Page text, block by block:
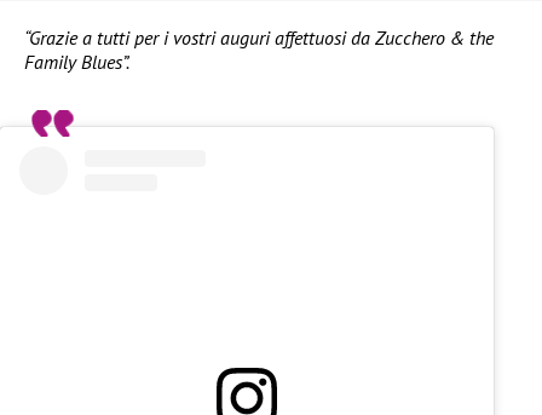
“Grazie a tutti per i vostri auguri affettuosi da Zucchero & the
Family Blues”.